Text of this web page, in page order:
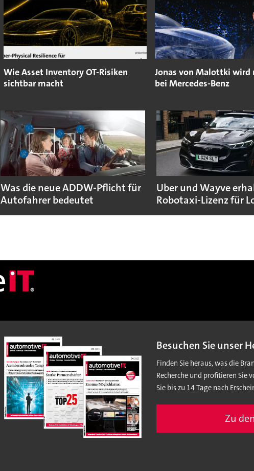
Wie Asset Inventory OT-Risiken
sichtbar macht
Jonas von Malottki wird
bei Mercedes-Benz
Was die neue ADDW-Pflicht für
Autofahrer bedeutet
Uber und Wayve
Robotaxi-Lizenz für
Besuchen Sie unser
Finden Sie heraus, was die
Recherche und profitieren Sie
Sie bis zu 14 Tage nach
Zu